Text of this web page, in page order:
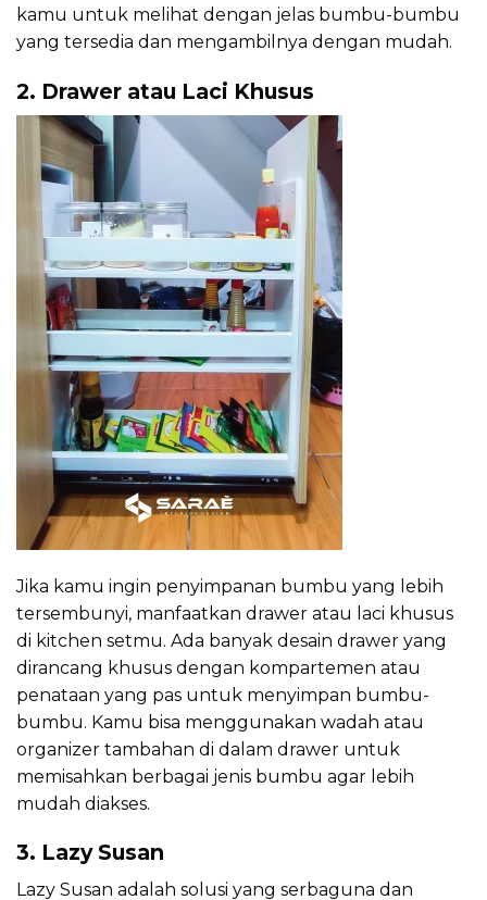
kamu untuk melihat dengan jelas bumbu-bumbu
yang tersedia dan mengambilnya dengan mudah.
2. Drawer atau Laci Khusus
Jika kamu ingin penyimpanan bumbu yang lebih
tersembunyi, manfaatkan drawer atau laci khusus
di kitchen setmu. Ada banyak desain drawer yang
dirancang khusus dengan kompartemen atau
penataan yang pas untuk menyimpan bumbu-
bumbu. Kamu bisa menggunakan wadah atau
organizer tambahan di dalam drawer untuk
memisahkan berbagai jenis bumbu agar lebih
mudah diakses.
3. Lazy Susan
Lazy Susan adalah solusi yang serbaguna dan